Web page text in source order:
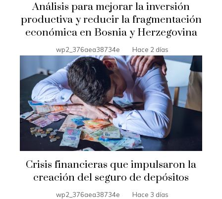
Análisis para mejorar la inversión
productiva y reducir la fragmentación
económica en Bosnia y Herzegovina
wp2_376aea38734e Hace 2 días
Crisis financieras que impulsaron la
creación del seguro de depósitos
wp2_376aea38734e Hace 3 días